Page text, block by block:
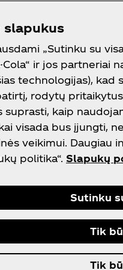
vartotojų
SURINKIMAS,
kartu su
be atliekų”, ji
žaliavų
į inovacijas,
yra perdirbamos.
supranta, kad norint
politikos
žmonėms būtų
kažką pakeisti.
- sukurti pakuočių
slapukus
„Sutinku su
Cola“ ir jos partneriai
technologijas), kad
rodytų
suprasti, kaip
visada bus įjungti,
veikimui. Daugiau
politika“. Slapukų
Sutinku
Tik
Tik